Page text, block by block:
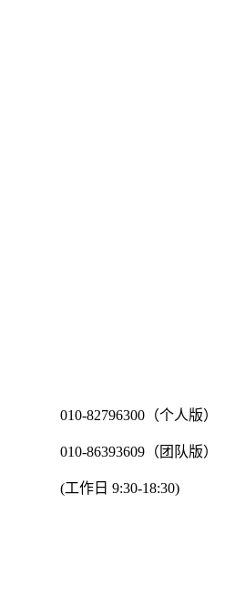
010-82796300（个人版）
010-86393609（团队版）
(工作日 9:30-18:30)